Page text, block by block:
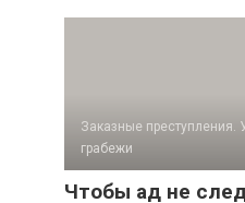
Заказные преступления.
грабежи
Чтобы ад не